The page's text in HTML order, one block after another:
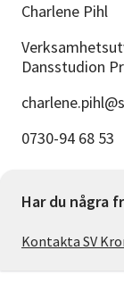
Charlene Pihl
Dansstudion
0730-94 68 53
Har du några
Kontakta SV